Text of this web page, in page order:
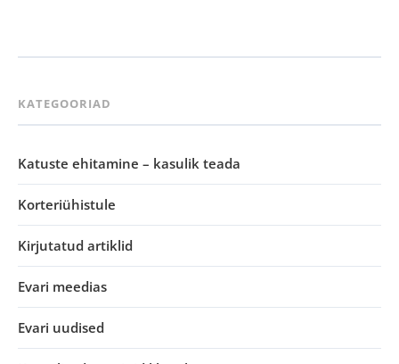
KATEGOORIAD
Katuste ehitamine – kasulik teada
Korteriühistule
Kirjutatud artiklid
Evari meedias
Evari uudised